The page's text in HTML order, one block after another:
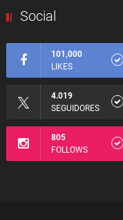
Social
101,000
LIKES
4.019
SEGUIDORES
805
FOLLOWS